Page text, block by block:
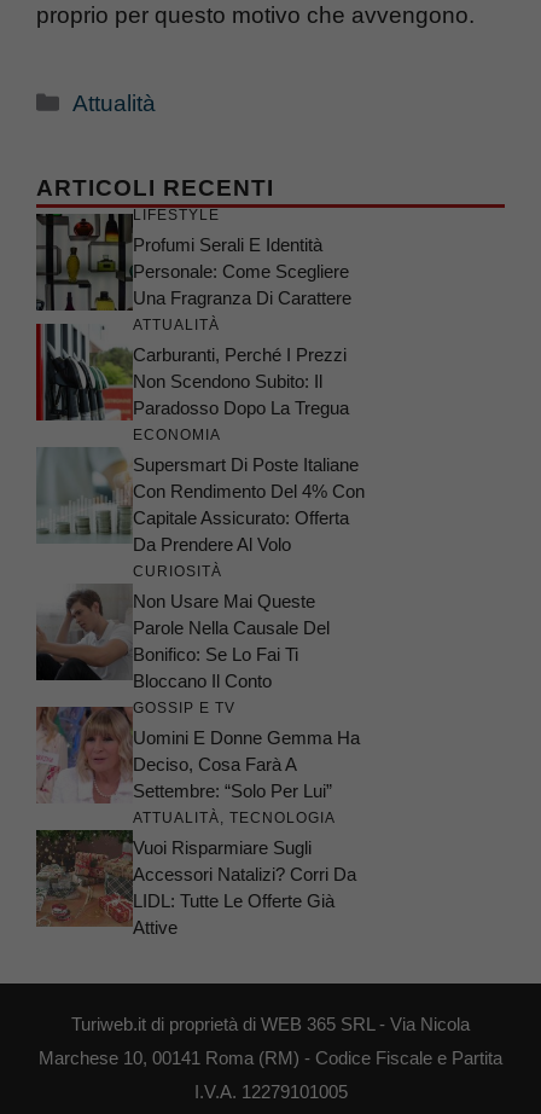
proprio per questo motivo che avvengono.
Categorie
Attualità
ARTICOLI RECENTI
LIFESTYLE
Profumi Serali E Identità
Personale: Come Scegliere
Una Fragranza Di Carattere
ATTUALITÀ
Carburanti, Perché I Prezzi
Non Scendono Subito: Il
Paradosso Dopo La Tregua
ECONOMIA
Supersmart Di Poste Italiane
Con Rendimento Del 4% Con
Capitale Assicurato: Offerta
Da Prendere Al Volo
CURIOSITÀ
Non Usare Mai Queste
Parole Nella Causale Del
Bonifico: Se Lo Fai Ti
Bloccano Il Conto
GOSSIP E TV
Uomini E Donne Gemma Ha
Deciso, Cosa Farà A
Settembre: “Solo Per Lui”
ATTUALITÀ TECNOLOGIA
Vuoi Risparmiare Sugli
Accessori Natalizi? Corri Da
LIDL: Tutte Le Offerte Già
Attive
Turiweb.it di proprietà di WEB 365 SRL - Via Nicola
Marchese 10, 00141 Roma (RM) - Codice Fiscale e Partita
I.V.A. 12279101005